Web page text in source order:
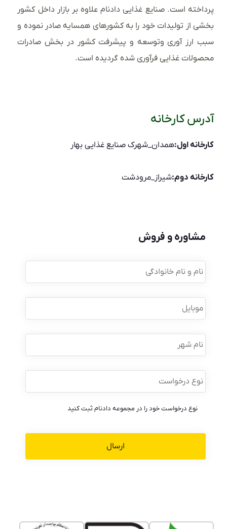
پرداخته است. صنایع غذایی دادنام علاوه بر بازار داخل کشور
بخشی از تولیدات خود را به کشورهای همسایه صادر نموده و
سبب ارز آوری وتوسعه و پیشرفت کشور در بخش صادرات
محصولات غذایی فرآوری شده گردیده است.
آدرس کارخانه
کارخانه اول:همدان_شهرک صنایع غذایی بهار
کارخانه دوم:شیراز_مرودشت
مشاوره و فروش
نام
و
نام
موبایل *
نام
شهر
نوع
درخواست *
نوع درخواست خود را در مجموعه دادنام ثبت کنید